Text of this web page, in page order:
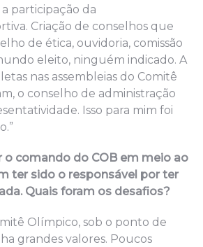
participação da
Criação de conselhos que
de ética, ouvidoria, comissão
eleito, ninguém indicado. A
nas assembleias do Comitê
o conselho de administração
Isso para mim foi
o comando do COB em meio ao
ter sido o responsável por ter
Quais foram os desafios?
Olímpico, sob o ponto de
grandes valores. Poucos